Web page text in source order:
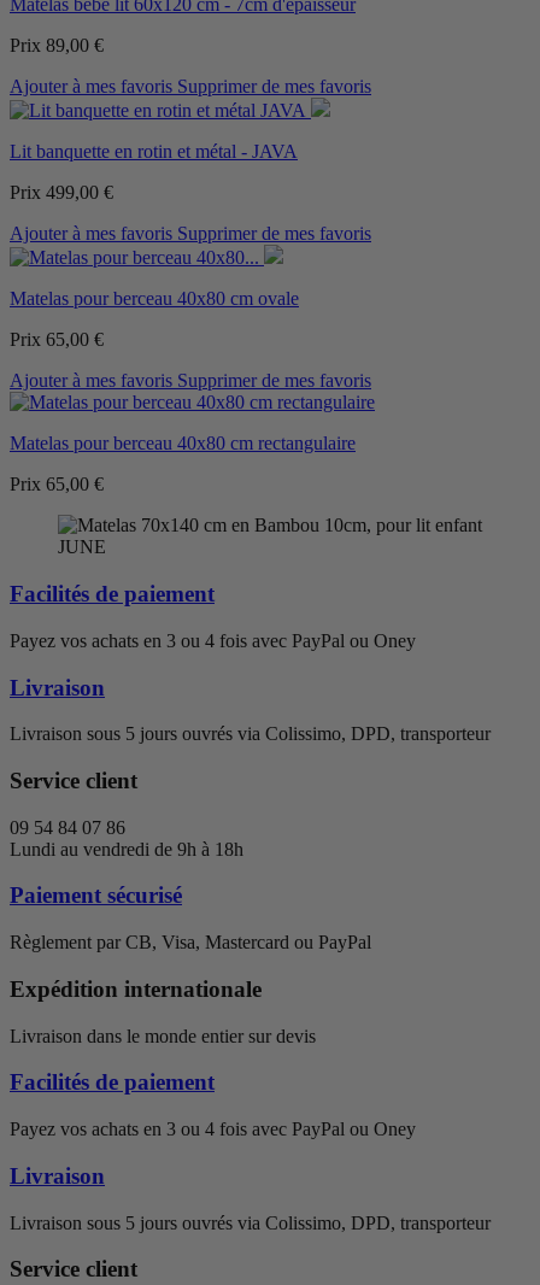
Matelas bébé lit 60x120 cm - 7cm d'épaisseur
Prix 89,00 €
Ajouter à mes favoris Supprimer de mes favoris
Lit banquette en rotin et métal - JAVA
Prix 499,00 €
Ajouter à mes favoris Supprimer de mes favoris
Matelas pour berceau 40x80 cm ovale
Prix 65,00 €
Ajouter à mes favoris Supprimer de mes favoris
Matelas pour berceau 40x80 cm rectangulaire
Prix 65,00 €
Facilités de paiement
Payez vos achats en 3 ou 4 fois avec PayPal ou Oney
Livraison
Livraison sous 5 jours ouvrés via Colissimo, DPD, transporteur
Service client
09 54 84 07 86
Lundi au vendredi de 9h à 18h
Paiement sécurisé
Règlement par CB, Visa, Mastercard ou PayPal
Expédition internationale
Livraison dans le monde entier sur devis
Facilités de paiement
Payez vos achats en 3 ou 4 fois avec PayPal ou Oney
Livraison
Livraison sous 5 jours ouvrés via Colissimo, DPD, transporteur
Service client